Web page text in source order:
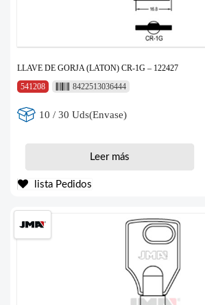
LLAVE DE GORJA (LATON) CR-1G – 122427
541208
8422513036444
10 / 30 Uds(Envase)
Leer más
lista Pedidos